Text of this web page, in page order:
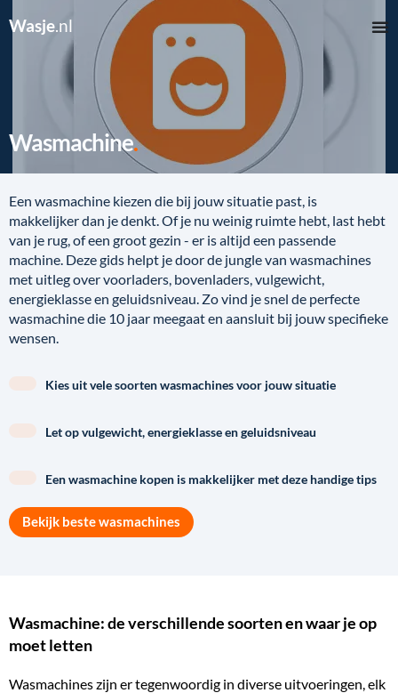
Wasje.nl
Wasmachine
Een wasmachine kiezen die bij jouw situatie past, is
makkelijker dan je denkt. Of je nu weinig ruimte hebt, last hebt
van je rug, of een groot gezin - er is altijd een passende
machine. Deze gids helpt je door de jungle van wasmachines
met uitleg over voorladers, bovenladers, vulgewicht,
energieklasse en geluidsniveau. Zo vind je snel de perfecte
wasmachine die 10 jaar meegaat en aansluit bij jouw specifieke
wensen.
Kies uit vele soorten wasmachines voor jouw situatie
Let op vulgewicht, energieklasse en geluidsniveau
Een wasmachine kopen is makkelijker met deze handige tips
Bekijk beste wasmachines
Wasmachine: de verschillende soorten en waar je op
moet letten
Wasmachines zijn er tegenwoordig in diverse uitvoeringen, elk